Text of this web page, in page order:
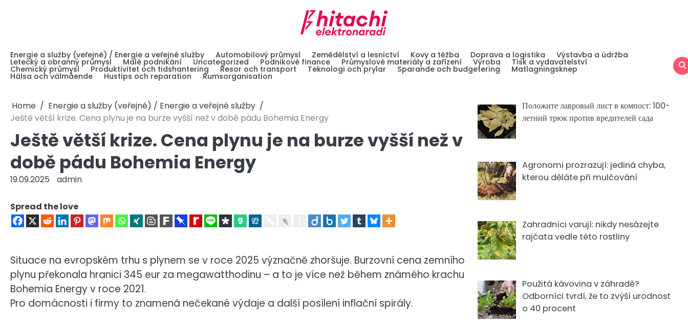
Energie a služby (veřejné) / Energie a veřejné služby Automobilový průmysl Zemědělství a lesnictví Kovy a těžba Doprava a logistika Výstavba a údržba
Letecký a obranný průmysl Malé podnikání Uncategorized Podnikové finance Průmyslové materiály a zařízení Výroba Tisk a vydavatelství
Chemický průmysl Produktivitet och tidshantering Resor och transport Teknologi och prylar Sparande och budgetering Matlagningsknep
Hälsa och välmående Hustips och reparation Rumsorganisation
Home
Energie a služby (veřejné) / Energie a veřejné služby
Ještě větší krize. Cena plynu je na burze vyšší než v době pádu Bohemia Energy
Ještě větší krize. Cena plynu je na burze vyšší než v
době pádu Bohemia Energy
19.09.2025 admin
Spread the love
Situace na evropském trhu s plynem se v roce 2025 význačně zhoršuje. Burzovní cena zemního
plynu překonala hranici 345 eur za megawatthodinu – a to je více než během známého krachu
Bohemia Energy v roce 2021.
Pro domácnosti i firmy to znamená nečekané výdaje a další posílení inflační spirály.
Положите лавровый лист в компост: 100-
летний трюк против вредителей сада
Agronomi prozrazují: jediná chyba,
kterou děláte při mulčování
Zahradníci varují: nikdy nesázejte
rajčata vedle této rostliny
Použitá kávovina v záhradě?
Odborníci tvrdí, že to zvýší urodnost
o 40 procent